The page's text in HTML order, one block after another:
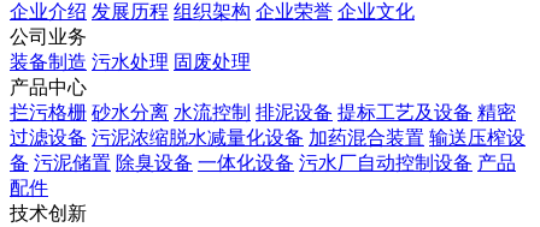
企业介绍 发展历程 组织架构 企业荣誉 企业文化
公司业务
装备制造 污水处理 固废处理
产品中心
拦污格栅 砂水分离 水流控制 排泥设备 提标工艺及设备 精密
过滤设备 污泥浓缩脱水减量化设备 加药混合装置 输送压榨设
备 污泥储置 除臭设备 一体化设备 污水厂自动控制设备 产品
配件
技术创新